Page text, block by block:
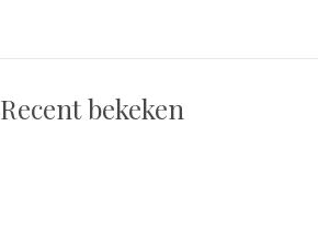
Recent bekeken